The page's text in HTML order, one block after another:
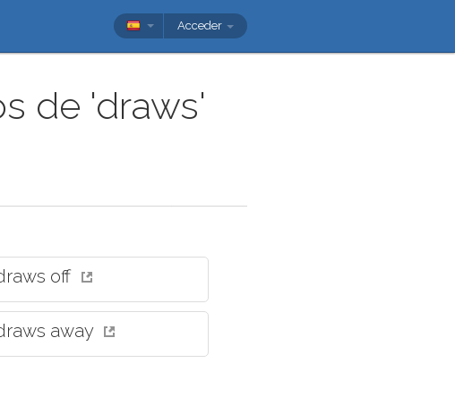
Acceder
de 'draws'
off
away